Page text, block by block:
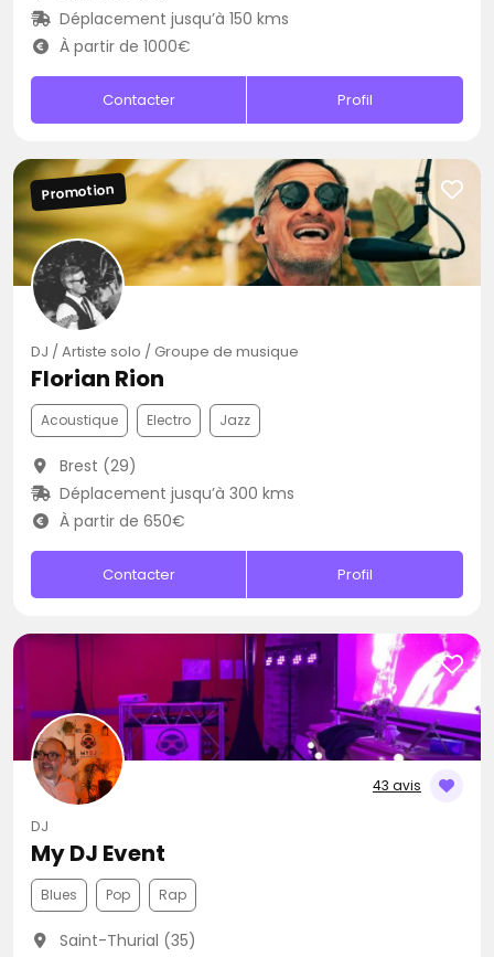
Déplacement jusqu’à 150 kms
À partir de 1000€
Contacter Profil
Promotion
DJ / Artiste solo / Groupe de musique
Florian Rion
Acoustique Electro Jazz
Brest (29)
Déplacement jusqu’à 300 kms
À partir de 650€
Contacter Profil
43 avis
DJ
My DJ Event
Blues Pop Rap
Saint-Thurial (35)